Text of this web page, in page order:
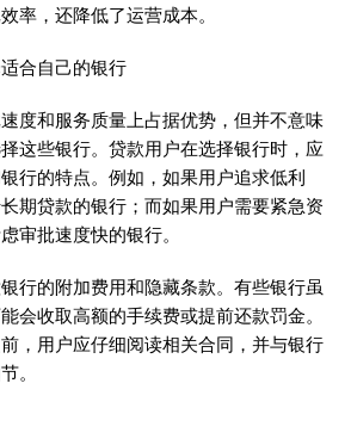
率，还降低了运营成本。
合自己的银行
度和服务质量上占据优势，但并不意味
这些银行。贷款用户在选择银行时，应
行的特点。例如，如果用户追求低利
期贷款的银行；而如果用户需要紧急资
审批速度快的银行。
行的附加费用和隐藏条款。有些银行虽
会收取高额的手续费或提前还款罚金。
，用户应仔细阅读相关合同，并与银行
。